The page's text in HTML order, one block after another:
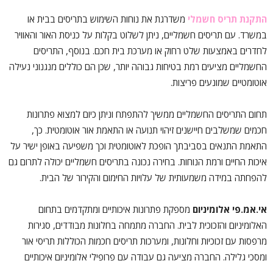
התקנת תריס חשמלי משדרגת את נוחות השימוש בתריסים בבית או
במשרד. עם תריסים חשמליים, ניתן לשלוט בקלות על כניסת האור והאוויר
לחדרים באמצעות שלט רחוק או מערכת בית חכם. בנוסף, התריסים
החשמליים מציעים רמת בטיחות גבוהה יותר, שכן הם כוללים מנגנוני נעילה
אוטומטיים שמונעים פריצות.
תחום התריסים החשמליים ממשיך להתפתח וניתן כיום למצוא פתרונות
חכמים שמשלבים חיישנים זיהוי תנועה או התאמת אור אוטומטית. כך,
התאמת התנאים בסביבתך הופכת לאוטומטית וכך משפיעה באופן ישיר על
איכות החיים ורמת הנוחות. בחירה נכונה בתריסים חשמליים יכולה לתרום גם
להפחתה במידה משמעותית של עלויות החימום והקירור של הבית.
אי.אמ.פי אלומיניום מספקת פתרונות איכותיים ומתקדמים בתחום
האלומיניום והזכוכית לבית. החברה מתמחה בחלונות מבודדים, סגירות
מרפסות עם זכוכיות וחלונות, ומערכות תריסים חכמות הכוללות תריסי אור
ומסכי גלילה. החברה מציעה גם עבודה עם פרופילי אלומיניום איכותיים